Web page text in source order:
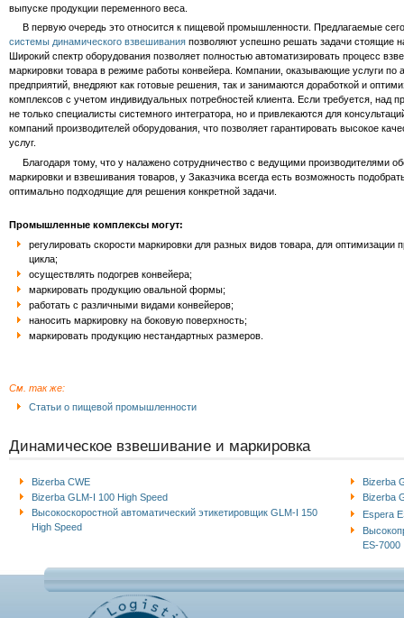
выпуске продукции переменного веса.
В первую очередь это относится к пищевой промышленности. Предлагаемые
системы динамического взвешиванияпозволяют успешно решать задачи стоящие
Широкий спектр оборудования позволяет полностью автоматизировать процесс
маркировки товара в режиме работы конвейера. Компании, оказывающие услуги по
предприятий, внедряют как готовые решения, так и занимаются доработкой и
комплексов с учетом индивидуальных потребностей клиента. Если требуется, над
не только специалисты системного интегратора, но и привлекаются для
компаний производителей оборудования, что позволяет гарантировать высокое
услуг.
Благодаря тому, что у налажено сотрудничество с ведущими производителями
маркировки и взвешивания товаров, у Заказчика всегда есть возможность
оптимально подходящие для решения конкретной задачи.
Промышленные комплексы могут:
регулировать скорости маркировки для разных видов товара, для оптимизации
цикла;
осуществлять подогрев конвейера;
маркировать продукцию овальной формы;
работать с различными видами конвейеров;
наносить маркировку на боковую поверхность;
маркировать продукцию нестандартных размеров.
См. так же:
Статьи о пищевой промышленности
Динамическое взвешивание и маркировка
Bizerba CWE
Bizerba GLM-I 100 High Speed
Высокоскоростной автоматический этикетировщик GLM-I 150
High Speed
Bizerba
Bizerba
Espera
ES-7000